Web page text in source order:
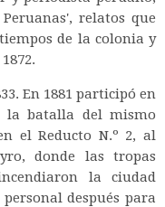
relatos que
de la colonia y
En 1881 participó en
la batalla del mismo
el Reducto N.º 2, al
donde las tropas
la ciudad
después para